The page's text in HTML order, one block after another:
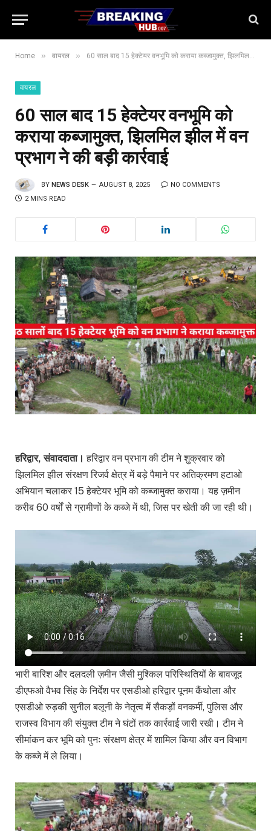
Home » वायरल » 60 साल बाद 15 हेक्टेयर वनभूमि को कराया कब्जामुक्त, झिलमिल झील में वन प्रभाग ने की बड़ी कार्रवाई
वायरल
60 साल बाद 15 हेक्टेयर वनभूमि को
कराया कब्जामुक्त, झिलमिल झील में वन
प्रभाग ने की बड़ी कार्रवाई
BY NEWS DESK AUGUST 8, 2025
NO COMMENTS
2 MINS READ
हरिद्वार, संवाददाता।हरिद्वार वन प्रभाग की टीम ने शुक्रवार को
झिलमिल झील संरक्षण रिजर्व क्षेत्र में बड़े पैमाने पर अतिक्रमण हटाओ
अभियान चलाकर 15 हेक्टेयर भूमि को कब्जामुक्त कराया। यह ज़मीन
करीब 60 वर्षों से ग्रामीणों के कब्जे में थी, जिस पर खेती की जा रही थी।
भारी बारिश और दलदली ज़मीन जैसी मुश्किल परिस्थितियों के बावजूद
डीएफओ वैभव सिंह के निर्देश पर एसडीओ हरिद्वार पूनम कैंथोला और
एसडीओ रुड़की सुनील बलूनी के नेतृत्व में सैकड़ों वनकर्मी, पुलिस और
राजस्व विभाग की संयुक्त टीम ने घंटों तक कार्रवाई जारी रखी। टीम ने
सीमांकन कर भूमि को पुनः संरक्षण क्षेत्र में शामिल किया और वन विभाग
के कब्जे में ले लिया।